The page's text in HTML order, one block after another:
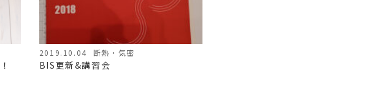
2019.10.04 断熱・気密
BIS更新&講習会